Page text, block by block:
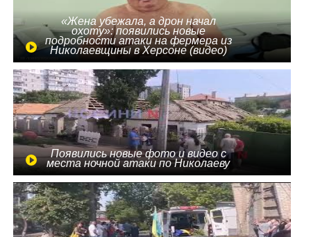
«Жена убежала, а дрон начал
охоту»: появились новые
подробности атаки на фермера из
Николаевщины в Херсоне (видео)
Появились новые фото и видео с
места ночной атаки по Николаеву